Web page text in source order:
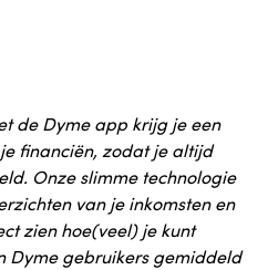
de Dyme app krijg je een
financiën, zodat je altijd
Onze slimme technologie
van je inkomsten en
zien hoe(veel) je kunt
Dyme gebruikers gemiddeld